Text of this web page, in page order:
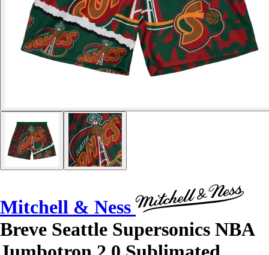
Mitchell & Ness
Breve Seattle Supersonics NBA